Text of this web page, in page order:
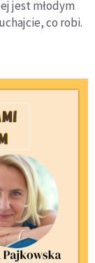
jest młodym
co robi.